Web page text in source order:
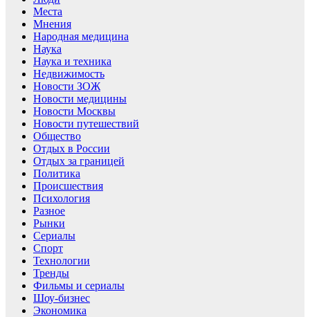
Места
Мнения
Народная медицина
Наука
Наука и техника
Недвижимость
Новости ЗОЖ
Новости медицины
Новости Москвы
Новости путешествий
Общество
Отдых в России
Отдых за границей
Политика
Происшествия
Психология
Разное
Рынки
Сериалы
Спорт
Технологии
Тренды
Фильмы и сериалы
Шоу-бизнес
Экономика